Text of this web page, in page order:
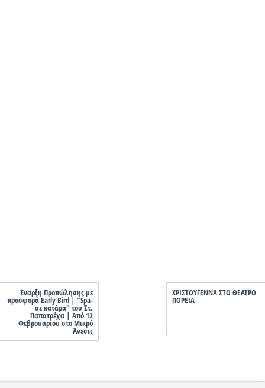
Έναρξη Προπώλησης με
προσφορά Early Bird | "Spa-
σε κατάρα" του Στ.
Παπατρέχα | Από 12
Φεβρουαρίου στο Μικρό
Άνεσις
ΧΡΙΣΤΟΥΓΕΝΝΑ ΣΤΟ ΘΕΑΤΡΟ
ΠΟΡΕΙΑ